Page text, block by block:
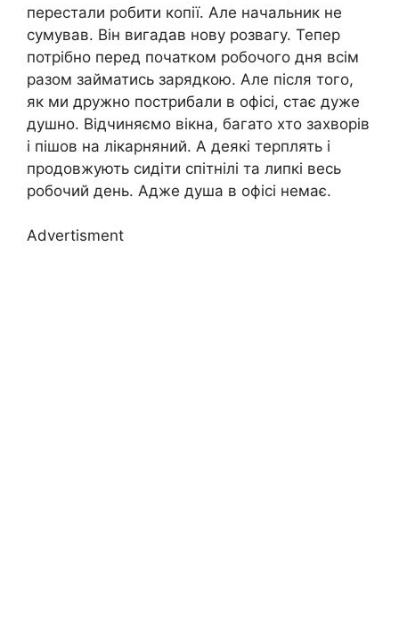
перестали робити копії. Але начальник не
сумував. Він вигадав нову розвагу. Тепер
потрібно перед початком робочого дня всім
разом займатись зарядкою. Але після того,
як ми дружно пострибали в офісі, стає дуже
душно. Відчиняємо вікна, багато хто захворів
і пішов на лікарняний. А деякі терплять і
продовжують сидіти спітнілі та липкі весь
робочий день. Адже душа в офісі немає.
Advertisment